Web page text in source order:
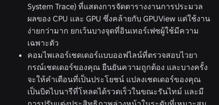
System Trace) ที่แสดงการจัดตารางงานการประมวล
ผลของ CPU และ GPU ซึ่งคล้ายกับ GPUView แต่ใช้งาน
ง่ายกว่ามาก ยกเว้นบางจุดที่อินเทอร์เฟซผู้ใช้มีความ
เฉพาะตัว
คอมไพเลอร์เชดเดอร์แบบออฟไลน์ที่ตรวจสอบไวยา
กรณ์เชดเดอร์ของคุณ ยืนยันความถูกต้อง และบางครั้ง
จะให้คำเตือนที่เป็นประโยชน์ แปลงเชดเดอร์ของคุณ
เป็นบิตไบนารีที่โหลดได้รวดเร็วในขณะรันไทม์ และมี